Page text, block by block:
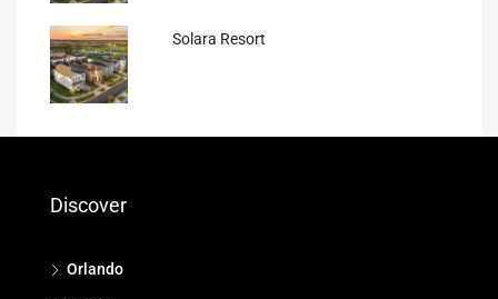
Solara Resort
Discover
Orlando